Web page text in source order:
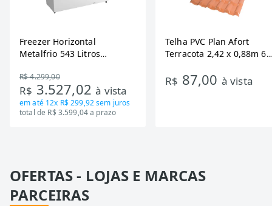
Freezer Horizontal
Metalfrio 543 Litros
Tecnologia Inverter, Branco,
Bivolt
R$ 4.299,00
R$ 3.527,02à vista
em até 12x R$ 299,92sem juros
total de R$ 3.599,04 a prazo
Telha PVC Plan Afort
Terracota 2,42 x 0,88m 6
R$ 87,00 à vista
OFERTAS - LOJAS E MARCAS
PARCEIRAS